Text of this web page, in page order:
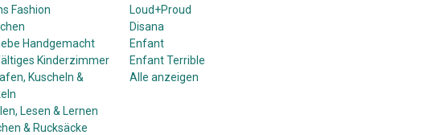
Fashion
Handgemacht
Kinderzimmer
Kuscheln &
Lesen & Lernen
& Rucksäcke
Loud+Proud
Disana
Enfant
Enfant Terrible
Alle anzeigen